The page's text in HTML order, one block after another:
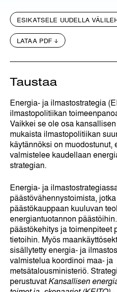
ESIKATSELE UUDELLA
LATAA PDF
Taustaa
Energia- ja ilmastostrategia
ilmastopolitiikan
Vaikkei se ole osa
mukaista ilmastopolitiikan
käytännöksi on muodostunut,
valmistelee kaudellaan
strategian.
Energia- ja
päästövähennystoimista,
päästökauppaan kuuluvan
energiantuotannon
päästökehitys ja toimenpiteet
tietoihin. Myös
sisällytetty energia- ja
valmistelua koordinoi maa- ja
metsätalousministeriö.
perustuvatKansallisen